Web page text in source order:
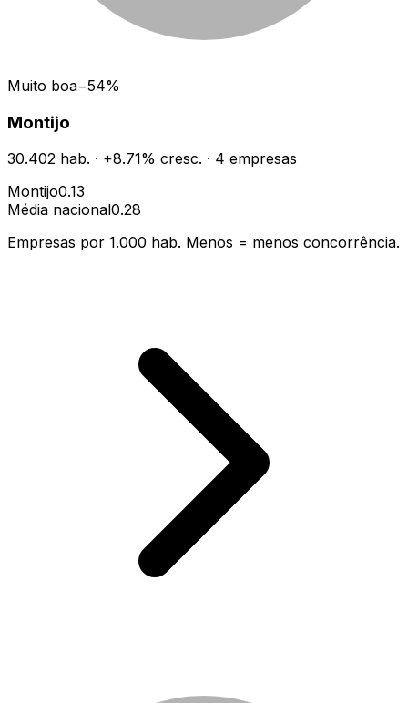
Muito boa−54%
Montijo
30.402 hab. · +8.71% cresc. · 4 empresas
Montijo0.13
Média nacional0.28
Empresas por 1.000 hab. Menos = menos concorrência.